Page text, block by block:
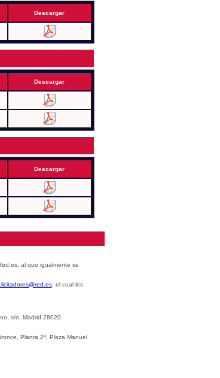
Descargar
Descargar
Descargar
al que igualmente se
, el cual les
s/n, Madrid 28020.
Planta 2ª, Plaza Manuel